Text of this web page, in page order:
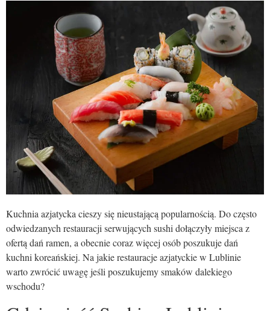
Kuchnia azjatycka cieszy się nieustającą popularnością. Do często
odwiedzanych restauracji serwujących sushi dołączyły miejsca z
ofertą dań ramen, a obecnie coraz więcej osób poszukuje dań
kuchni koreańskiej. Na jakie restauracje azjatyckie w Lublinie
warto zwrócić uwagę jeśli poszukujemy smaków dalekiego
wschodu?